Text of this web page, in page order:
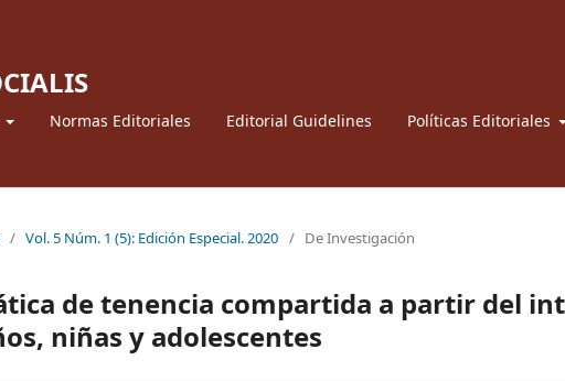
Normas Editoriales Editorial Guidelines Políticas Editoriales
/ Vol. 5 Núm. 1 (5): Edición Especial. 2020 / De Investigación
de tenencia compartida a partir del
niñas y adolescentes